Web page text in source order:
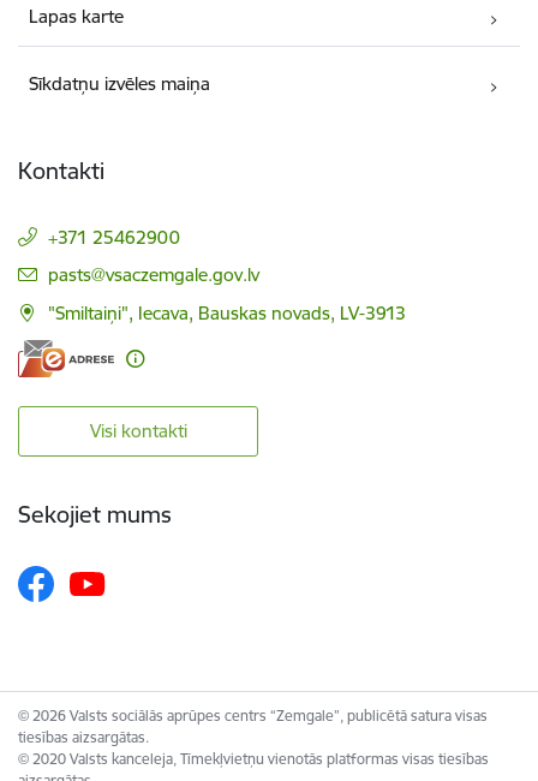
Lapas karte
Sīkdatņu izvēles maiņa
Kontakti
+371 25462900
E-pasts:
pasts@vsaczemgale.gov.lv
"Smiltaiņi", Iecava, Bauskas novads, LV-3913
Visi kontakti
Sekojiet mums
© 2026 Valsts sociālās aprūpes centrs “Zemgale”, publicētā satura visas
tiesības aizsargātas.
© 2020 Valsts kanceleja, Tīmekļvietņu vienotās platformas visas tiesības